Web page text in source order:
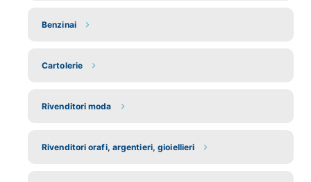
Benzinai
Cartolerie
Rivenditori moda
Rivenditori orafi, argentieri, gioiellieri